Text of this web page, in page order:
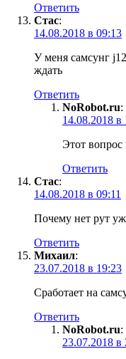
Ответить
Стас:
14.08.2018 в 09:13
У меня самсунг
ждать
Ответить
NoRobot.ru:
14.08.2018 в
Этот вопрос
Ответить
Стас:
14.08.2018 в 09:11
Почему нет рут
Ответить
Михаил:
23.07.2018 в 19:23
Сработает на
Ответить
NoRobot.ru:
23.07.2018 в